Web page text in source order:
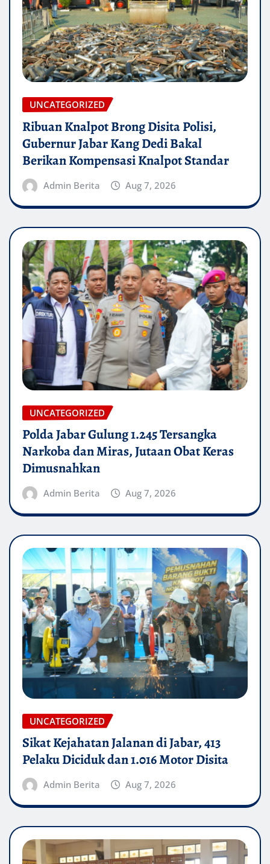
UNCATEGORIZED
Ribuan Knalpot Brong Disita Polisi,
Gubernur Jabar Kang Dedi Bakal
Berikan Kompensasi Knalpot Standar
Admin Berita Aug 7, 2026
UNCATEGORIZED
Polda Jabar Gulung 1.245 Tersangka
Narkoba dan Miras, Jutaan Obat Keras
Dimusnahkan
Admin Berita Aug 7, 2026
UNCATEGORIZED
Sikat Kejahatan Jalanan di Jabar, 413
Pelaku Diciduk dan 1.016 Motor Disita
Admin Berita Aug 7, 2026